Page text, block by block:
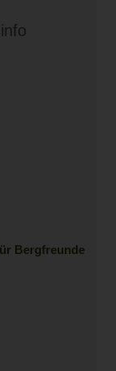
Bergfreunde